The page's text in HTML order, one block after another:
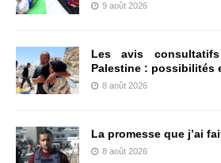
9 août 2026
Les avis
Palestine : possibilités
8 août 2026
La promesse que j’ai
8 août 2026